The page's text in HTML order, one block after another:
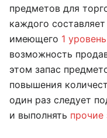
предметов для
каждого составляет
имеющего 1
возможность
этом запас
повышения
один раз следует
и выполнять прочие